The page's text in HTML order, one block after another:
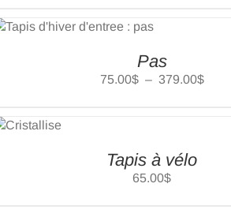
Pas
75.00$ – 379.00$Plage
Tapis à vélo
65.00$